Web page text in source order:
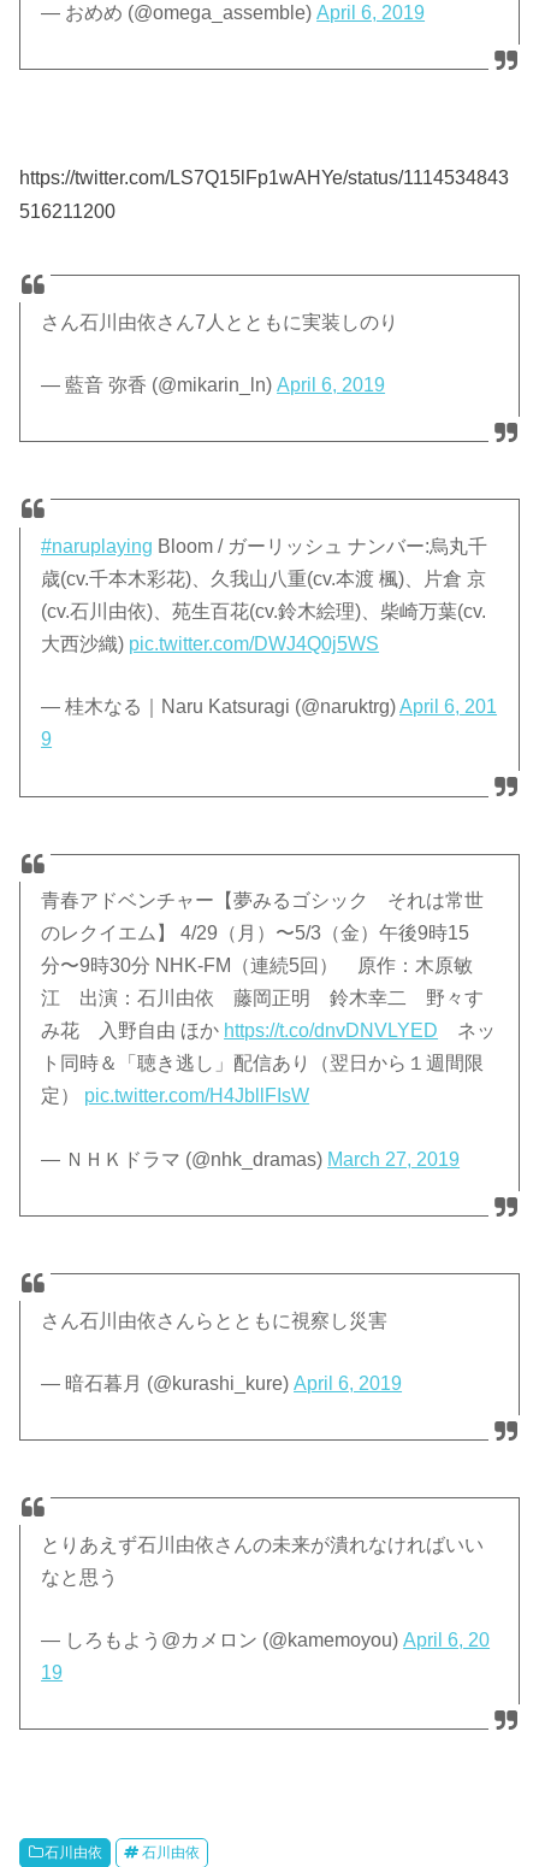
— おめめ (@omega_assemble)April 6, 2019
https://twitter.com/LS7Q15lFp1wAHYe/status/1114534843
516211200
さん石川由依さん7人とともに実装しのり
— 藍音 弥香 (@mikarin_ln)April 6, 2019
#naruplaying Bloom / ガーリッシュ ナンバー:烏丸千
歳(cv.千本木彩花)、久我山八重(cv.本渡 楓)、片倉 京
(cv.石川由依)、苑生百花(cv.鈴木絵理)、柴崎万葉(cv.
大西沙織) pic.twitter.com/DWJ4Q0j5WS
— 桂木なる｜Naru Katsuragi (@naruktrg)April 6, 201
9
青春アドベンチャー【夢みるゴシック それは常世
のレクイエム】 4/29（月）〜5/3（金）午後9時15
分〜9時30分 NHK-FM（連続5回） 原作：木原敏
江 出演：石川由依 藤岡正明 鈴木幸二 野々す
み花 入野自由 ほか https://t.co/dnvDNVLYED ネッ
ト同時＆「聴き逃し」配信あり（翌日から１週間限
定） pic.twitter.com/H4JbllFIsW
— ＮＨＫドラマ (@nhk_dramas) March 27, 2019
さん石川由依さんらとともに視察し災害
— 暗石暮月 (@kurashi_kure)April 6, 2019
とりあえず石川由依さんの未来が潰れなければいい
なと思う
— しろもよう@カメロン (@kamemoyou)April 6, 20
19
石川由依 石川由依